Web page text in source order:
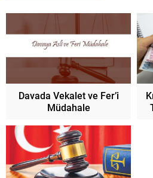
Davada Vekalet ve Fer’i
Müdahale